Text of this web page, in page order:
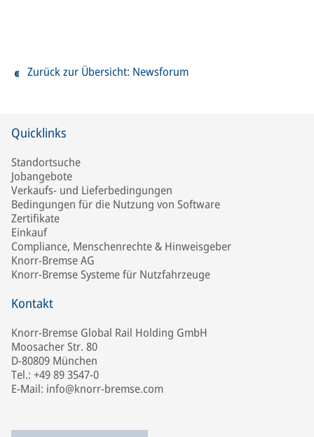
Zurück zur Übersicht: Newsforum
Quicklinks
Standortsuche
Jobangebote
Verkaufs- und Lieferbedingungen
Bedingungen für die Nutzung von Software
Zertifikate
Einkauf
Compliance, Menschenrechte & Hinweisgeber
Knorr-Bremse AG
Knorr-Bremse Systeme für Nutzfahrzeuge
Kontakt
Knorr-Bremse Global Rail Holding GmbH
Moosacher Str. 80
D-80809 München
Tel.: +49 89 3547-0
E-Mail: info@knorr-bremse.com